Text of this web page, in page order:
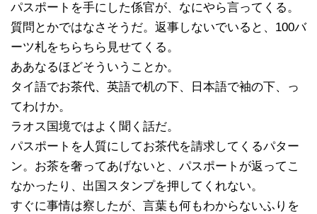
パスポートを手にした係官が、なにやら言ってくる。
質問とかではなさそうだ。返事しないでいると、100バ
ーツ札をちらちら見せてくる。
ああなるほどそういうことか。
タイ語でお茶代、英語で机の下、日本語で袖の下、っ
てわけか。
ラオス国境ではよく聞く話だ。
パスポートを人質にしてお茶代を請求してくるパター
ン。お茶を奢ってあげないと、パスポートが返ってこ
なかったり、出国スタンプを押してくれない。
すぐに事情は察したが、言葉も何もわからないふりを